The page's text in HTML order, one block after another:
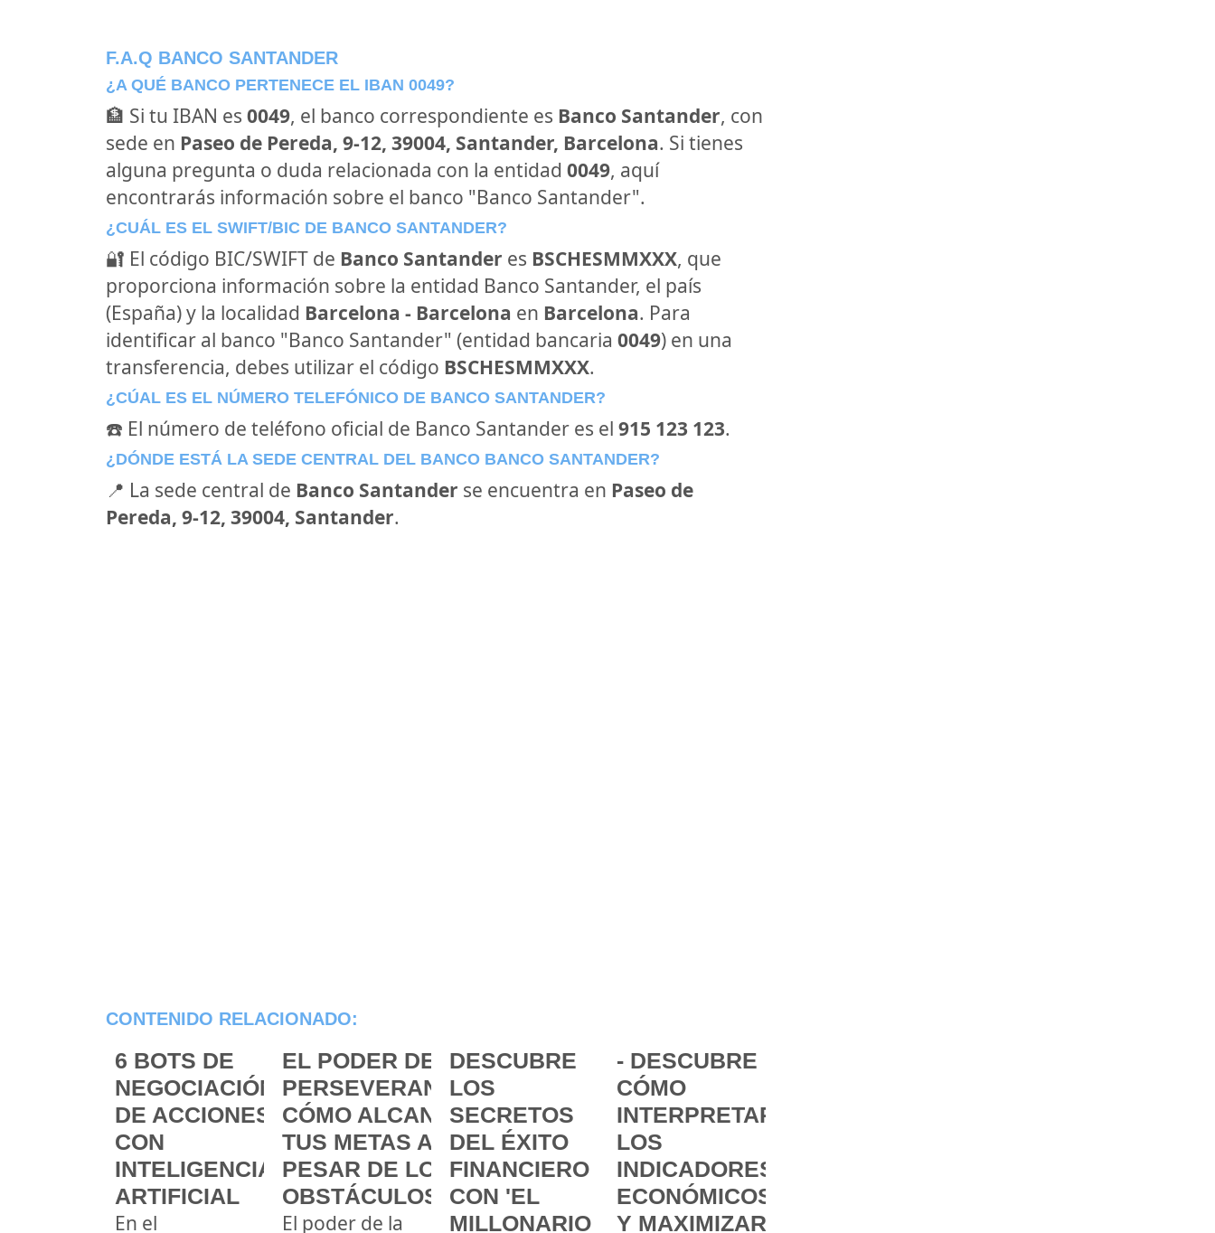
F.A.Q BANCO SANTANDER
¿A QUÉ BANCO PERTENECE EL IBAN 0049?
🏦 Si tu IBAN es 0049, el banco correspondiente es Banco Santander, con
sede en Paseo de Pereda, 9-12, 39004, Santander, Barcelona. Si tienes
alguna pregunta o duda relacionada con la entidad 0049, aquí
encontrarás información sobre el banco "Banco Santander".
¿CUÁL ES EL SWIFT/BIC DE BANCO SANTANDER?
🔐 El código BIC/SWIFT de Banco Santander es BSCHESMMXXX, que
proporciona información sobre la entidad Banco Santander, el país
(España) y la localidad Barcelona - Barcelona en Barcelona. Para
identificar al banco "Banco Santander" (entidad bancaria 0049) en una
transferencia, debes utilizar el código BSCHESMMXXX.
¿CÚAL ES EL NÚMERO TELEFÓNICO DE BANCO SANTANDER?
☎️ El número de teléfono oficial de Banco Santander es el 915 123 123.
¿DÓNDE ESTÁ LA SEDE CENTRAL DEL BANCO BANCO SANTANDER?
📍 La sede central de Banco Santander se encuentra en Paseo de
Pereda, 9-12, 39004, Santander.
CONTENIDO RELACIONADO:
6 BOTS DE
NEGOCIACIÓN
DE ACCIONES
CON
INTELIGENCIA
ARTIFICIAL
En el
EL PODER DE LA
PERSEVERANCIA:
CÓMO ALCANZAR
TUS METAS A
PESAR DE LOS
OBSTÁCULOS
El poder de la
DESCUBRE
LOS
SECRETOS
DEL ÉXITO
FINANCIERO
CON 'EL
MILLONARIO
- DESCUBRE
CÓMO
INTERPRETAR
LOS
INDICADORES
ECONÓMICOS
Y MAXIMIZAR